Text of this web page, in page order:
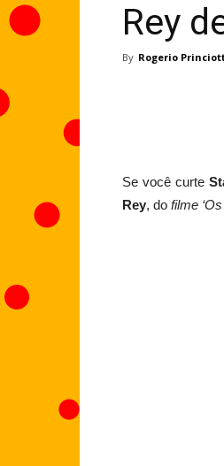
Rey
By Rogerio
Se você curte
Rey, do filme